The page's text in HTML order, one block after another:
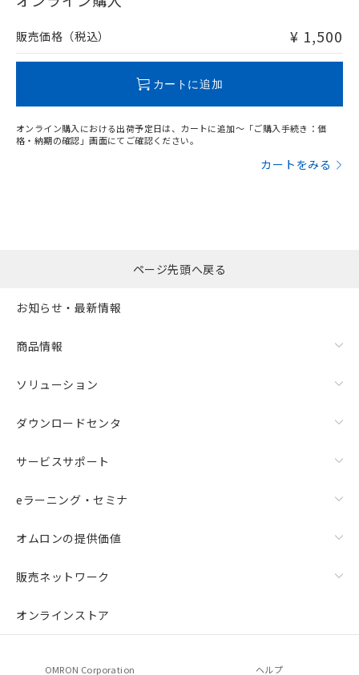
問い合わせください。
販売価格（税込） ¥ 1,500
カートに追加
オンライン購入における出荷予定日は、カートに追加～「ご購入手続き：価
格・納期の確認」画面にてご確認ください。
カートをみる
ページ先頭へ戻る
お知らせ・最新情報
商品情報
ソリューション
ダウンロードセンタ
サービスサポート
eラーニング・セミナ
オムロンの提供価値
販売ネットワーク
オンラインストア
OMRON Corporation ヘルプ